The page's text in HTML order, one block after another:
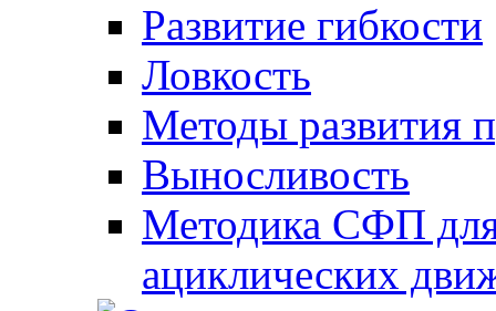
Развитие гибкости
Ловкость
Методы развития
Выносливость
Методика СФП для
ациклических